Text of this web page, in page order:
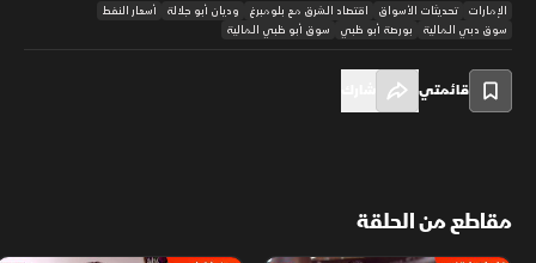
الإمارات تحديثات الأسواق اقتصاد الشرق مع بلومبرغ وديان أبو جلالة
أسعار النفط
سوق دبي المالية
بورصة أبو ظبي سوق أبو ظبي المالية
قائمتي
مقاطع من الحلقة